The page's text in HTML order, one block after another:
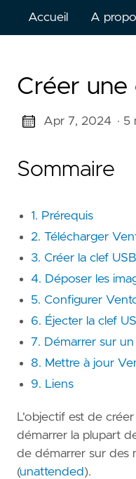
Accueil A
Créer
Apr 7, 2024 ·
Sommaire
1. Prérequis
2. Télécharger
3. Créer la clef
4. Déposer les
5. Configurer
6. Éjecter la clef
7. Démarrer sur
8. Mettre à jour
9. Liens
L'objectif est de
démarrer la plupart
de démarrer sur des
(unattended).